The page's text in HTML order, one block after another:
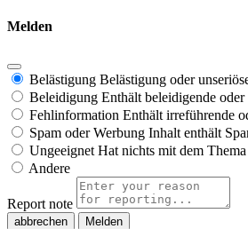
Melden
Belästigung Belästigung oder
Beleidigung Enthält beleidigende oder
Fehlinformation Enthält irreführende
Spam oder Werbung Inhalt enthält
Ungeeignet Hat nichts mit dem
Andere
Report note
Melden